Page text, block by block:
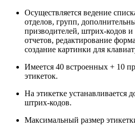
Осуществляется ведение
отделов, групп,
призводителей, штрих-кодов
отчетов, редактирование
создание картинки для
Имеется 40 встроенных + 10
этикеток.
На этикетке устанавливается
штрих-кодов.
Максимальный размер